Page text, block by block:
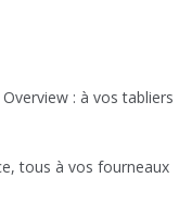
: à vos tabliers
tous à vos fourneaux